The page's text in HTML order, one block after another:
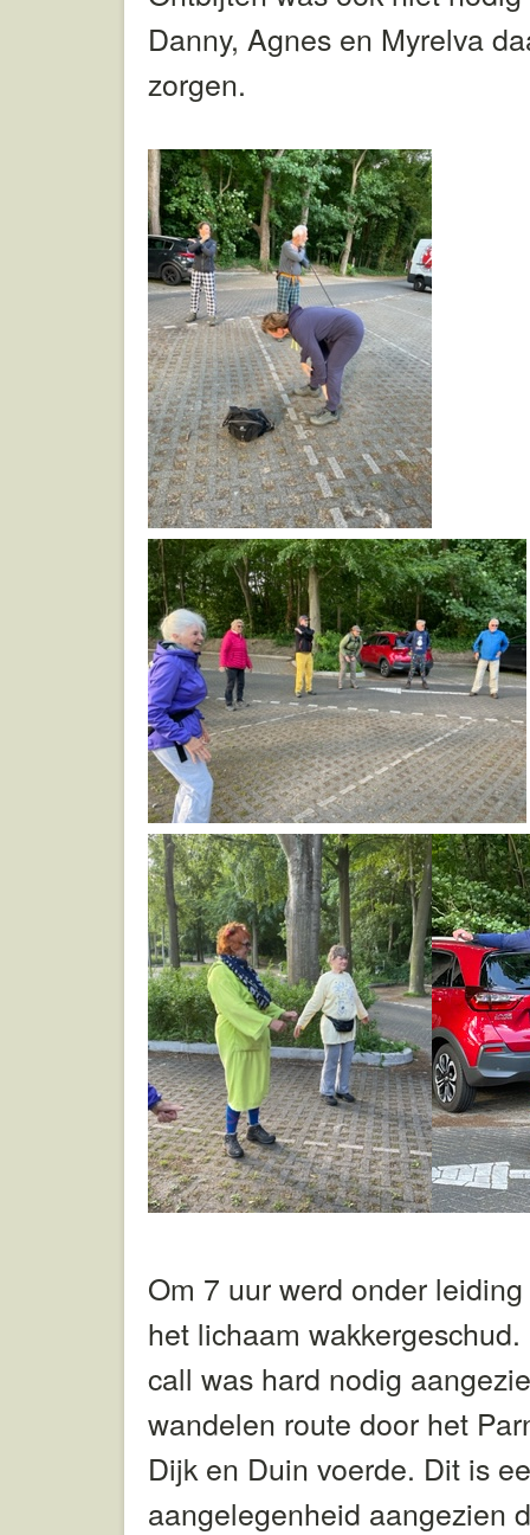
Danny, Agnes en Myrelva
zorgen.
Om 7 uur werd onder
het lichaam
call was hard nodig
wandelen route door het
Dijk en Duin voerde. Dit is
aangelegenheid aangezien